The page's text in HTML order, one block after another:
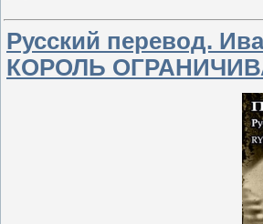
Русский перевод.
КОРОЛЬ